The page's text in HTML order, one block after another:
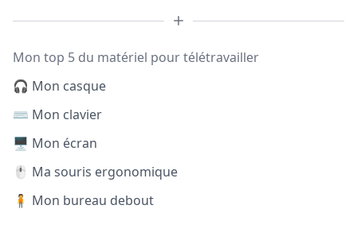
Mon top 5 du matériel pour télétravailler
🎧 Mon casque
⌨️ Mon clavier
🖥️ Mon écran
🖱️ Ma souris ergonomique
🧍 Mon bureau debout